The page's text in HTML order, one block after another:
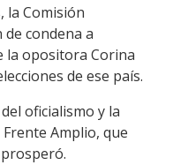
Link
la Comisión
condena a
la opositora Corina
de ese país.
oficialismo y la
Amplio, que